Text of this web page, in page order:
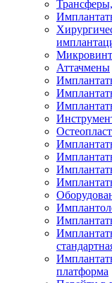
Аттачмены
платформа